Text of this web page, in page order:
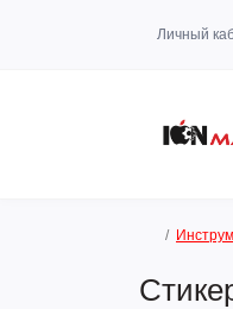
Личный